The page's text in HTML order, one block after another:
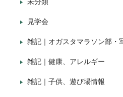
見学会
雑記｜オガスタマラソン部・
雑記｜健康、アレルギー
雑記｜子供、遊び場情報